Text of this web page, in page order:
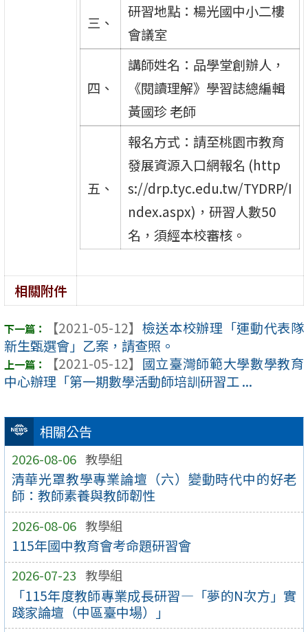
相關公告
2026-08-06 教學組
清華光罩教學專業論壇（六）變動時代中的好老
師：教師素養與教師韌性
2026-08-06 教學組
115年國中教育會考命題研習會
2026-07-23 教學組
「115年度教師專業成長研習—「夢的N次方」實
踐家論壇（中區臺中場）」
三、
研習地點：楊光國中小二樓
會議室
四、
講師姓名：品學堂創辦人，
《閱讀理解》學習誌總編輯
黃國珍 老師
五、
報名方式：請至桃園市教育
發展資源入口網報名 (http
s://drp.tyc.edu.tw/TYDRP/I
ndex.aspx)，研習人數50
名，須經本校審核。
相關附件
【2021-05-12】 檢送本校辦理「運動代表隊
新生甄選會」乙案，請查照。
【2021-05-12】 國立臺灣師範大學數學教育
中心辦理「第一期數學活動師培訓研習工 ...